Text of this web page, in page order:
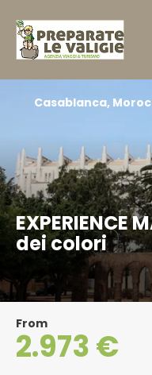
EXPERIENCE
dei colori
Casablanca,
From
2.973 €